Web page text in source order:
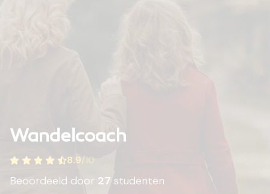
Wandelcoach
8.9/10
Beoordeeld door 27 studenten